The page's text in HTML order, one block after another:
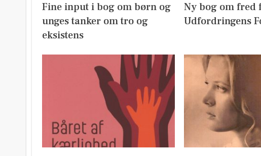
Fine input i bog om børn og
unges tanker om tro og
eksistens
Ny bog om fred
Udfordringens